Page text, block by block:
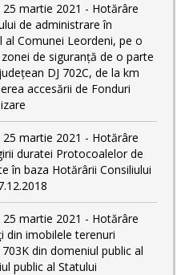
martie 2021 - Hotărâre
de administrare în
al Comunei Leordeni, pe o
de siguranță de o parte
DJ 702C, de la km
accesării de Fonduri
martie 2021 - Hotărâre
duratei Protocoalelor de
în baza Hotărârii Consiliului
martie 2021 - Hotărâre
din imobilele terenuri
din domeniul public al
public al Statului